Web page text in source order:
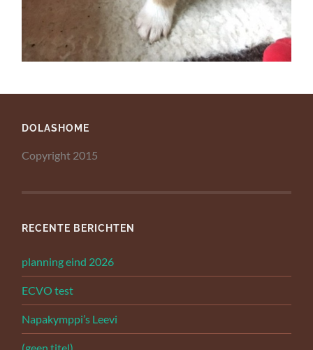
DOLASHOME
Copyright 2015
RECENTE BERICHTEN
planning eind 2026
ECVO test
Napakymppi’s Leevi